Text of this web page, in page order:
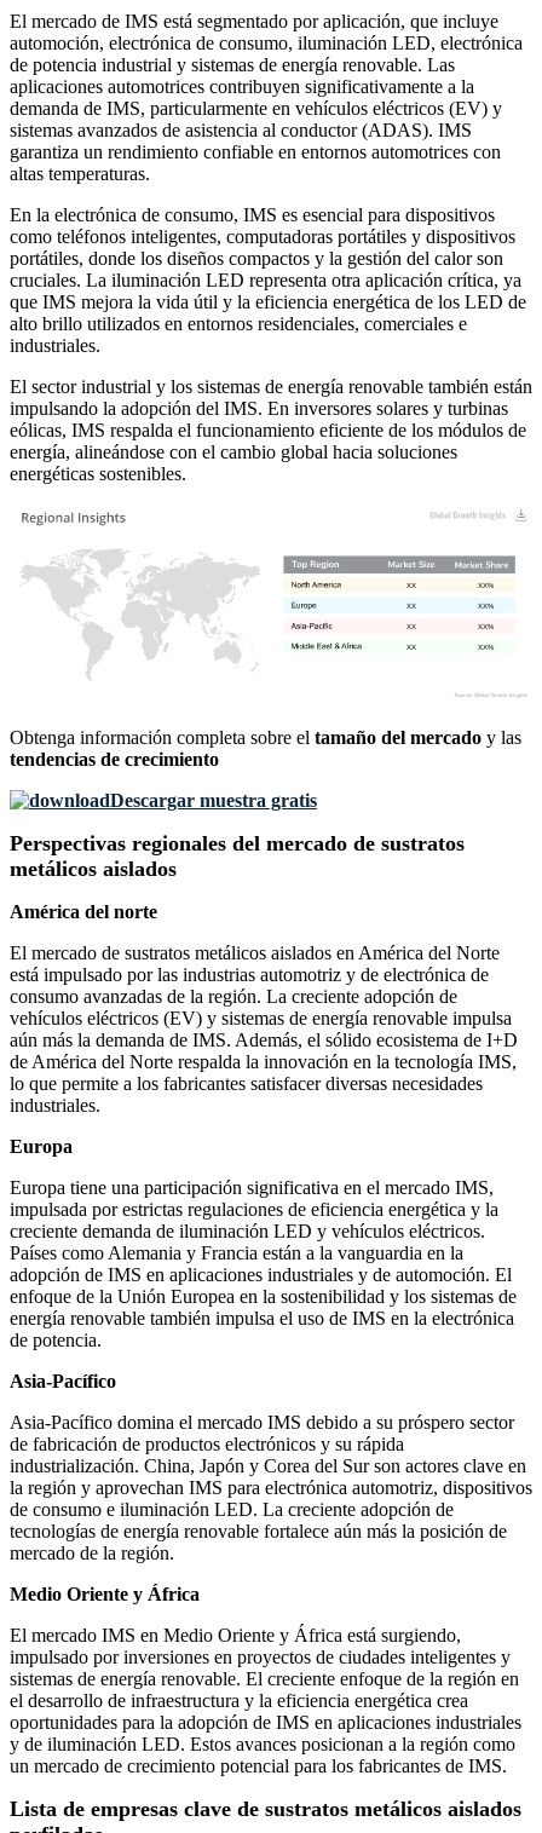
El mercado de IMS está segmentado por aplicación, que incluye
automoción, electrónica de consumo, iluminación LED, electrónica
de potencia industrial y sistemas de energía renovable. Las
aplicaciones automotrices contribuyen significativamente a la
demanda de IMS, particularmente en vehículos eléctricos (EV) y
sistemas avanzados de asistencia al conductor (ADAS). IMS
garantiza un rendimiento confiable en entornos automotrices con
altas temperaturas.
En la electrónica de consumo, IMS es esencial para dispositivos
como teléfonos inteligentes, computadoras portátiles y dispositivos
portátiles, donde los diseños compactos y la gestión del calor son
cruciales. La iluminación LED representa otra aplicación crítica, ya
que IMS mejora la vida útil y la eficiencia energética de los LED de
alto brillo utilizados en entornos residenciales, comerciales e
industriales.
El sector industrial y los sistemas de energía renovable también están
impulsando la adopción del IMS. En inversores solares y turbinas
eólicas, IMS respalda el funcionamiento eficiente de los módulos de
energía, alineándose con el cambio global hacia soluciones
energéticas sostenibles.
XX%
XX
XX%
XX
XX%
XX
XX%
XX
Obtenga información completa sobre el tamaño del mercado y las
tendencias de crecimiento
Descargar muestra gratis
Perspectivas regionales del mercado de sustratos
metálicos aislados
América del norte
El mercado de sustratos metálicos aislados en América del Norte
está impulsado por las industrias automotriz y de electrónica de
consumo avanzadas de la región. La creciente adopción de
vehículos eléctricos (EV) y sistemas de energía renovable impulsa
aún más la demanda de IMS. Además, el sólido ecosistema de I+D
de América del Norte respalda la innovación en la tecnología IMS,
lo que permite a los fabricantes satisfacer diversas necesidades
industriales.
Europa
Europa tiene una participación significativa en el mercado IMS,
impulsada por estrictas regulaciones de eficiencia energética y la
creciente demanda de iluminación LED y vehículos eléctricos.
Países como Alemania y Francia están a la vanguardia en la
adopción de IMS en aplicaciones industriales y de automoción. El
enfoque de la Unión Europea en la sostenibilidad y los sistemas de
energía renovable también impulsa el uso de IMS en la electrónica
de potencia.
Asia-Pacífico
Asia-Pacífico domina el mercado IMS debido a su próspero sector
de fabricación de productos electrónicos y su rápida
industrialización. China, Japón y Corea del Sur son actores clave en
la región y aprovechan IMS para electrónica automotriz, dispositivos
de consumo e iluminación LED. La creciente adopción de
tecnologías de energía renovable fortalece aún más la posición de
mercado de la región.
Medio Oriente y África
El mercado IMS en Medio Oriente y África está surgiendo,
impulsado por inversiones en proyectos de ciudades inteligentes y
sistemas de energía renovable. El creciente enfoque de la región en
el desarrollo de infraestructura y la eficiencia energética crea
oportunidades para la adopción de IMS en aplicaciones industriales
y de iluminación LED. Estos avances posicionan a la región como
un mercado de crecimiento potencial para los fabricantes de IMS.
Lista de empresas clave de sustratos metálicos aislados